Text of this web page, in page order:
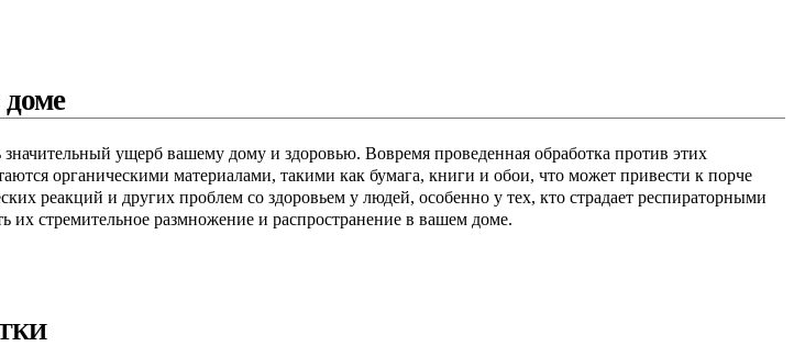
ущерб вашему дому и здоровью. Вовремя проведенная обработка против этих
органическими материалами, такими как бумага, книги и обои, что может привести к порче
реакций и других проблем со здоровьем у людей, особенно у тех, кто страдает респираторными
их стремительное размножение и распространение в вашем доме.